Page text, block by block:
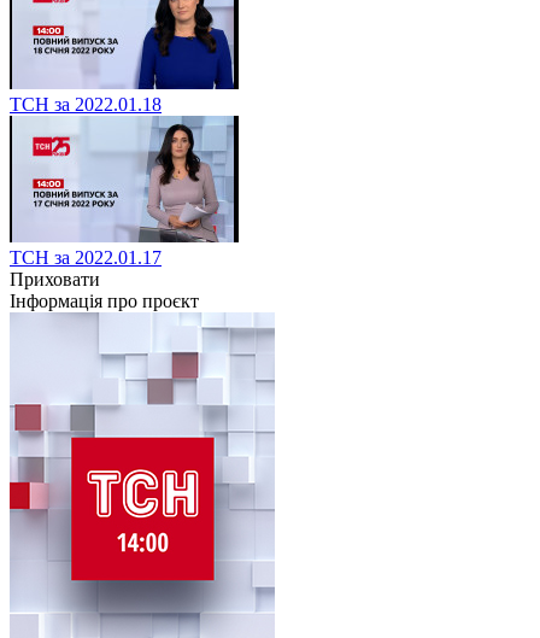
ТСН за 2022.01.18
ТСН за 2022.01.17
Приховати
Інформація про проєкт